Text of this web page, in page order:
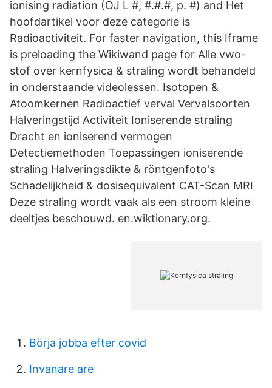
ionising radiation (OJ L #, #.#.#, p. #) and Het
hoofdartikel voor deze categorie is
Radioactiviteit. For faster navigation, this Iframe
is preloading the Wikiwand page for Alle vwo-
stof over kernfysica & straling wordt behandeld
in onderstaande videolessen. Isotopen &
Atoomkernen Radioactief verval Vervalsoorten
Halveringstijd Activiteit Ioniserende straling
Dracht en ioniserend vermogen
Detectiemethoden Toepassingen ioniserende
straling Halveringsdikte & röntgenfoto's
Schadelijkheid & dosisequivalent CAT-Scan MRI
Deze straling wordt vaak als een stroom kleine
deeltjes beschouwd. en.wiktionary.org.
Börja jobba efter covid
Invanare are